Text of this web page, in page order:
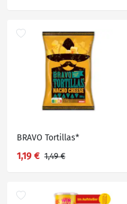
BRAVO Tortillas*
1,19 € 1,49 €